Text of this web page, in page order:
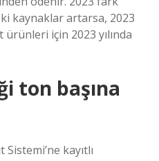
kaynaklar artarsa, 2023
ürünleri için 2023 yılında
ton başına
Sistemi’ne kayıtlı